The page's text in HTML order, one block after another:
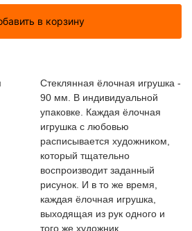
в корзину
Стеклянная ёлочная игрушка -
90 мм. В индивидуальной
упаковке. Каждая ёлочная
игрушка с любовью
расписывается художником,
который тщательно
воспроизводит заданный
рисунок. И в то же время,
каждая ёлочная игрушка,
выходящая из рук одного и
того же художник